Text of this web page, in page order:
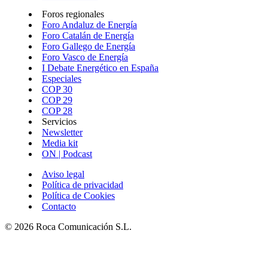
Foros regionales
Foro Andaluz de Energía
Foro Catalán de Energía
Foro Gallego de Energía
Foro Vasco de Energía
I Debate Energético en España
Especiales
COP 30
COP 29
COP 28
Servicios
Newsletter
Media kit
ON | Podcast
Aviso legal
Política de privacidad
Política de Cookies
Contacto
© 2026 Roca Comunicación S.L.